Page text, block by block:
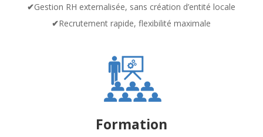
✔Gestion RH externalisée, sans création d’entité locale
✔Recrutement rapide, flexibilité maximale
Formation